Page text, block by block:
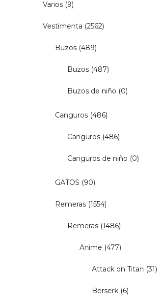
Varios (9)
Vestimenta (2562)
Buzos (489)
Buzos (487)
Buzos de niño (0)
Canguros (486)
Canguros (486)
Canguros de niño (0)
GATOS (90)
Remeras (1554)
Remeras (1486)
Anime (477)
Attack on Titan (31)
Berserk (6)